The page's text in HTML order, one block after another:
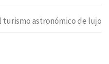
turismo astronómico de lujo